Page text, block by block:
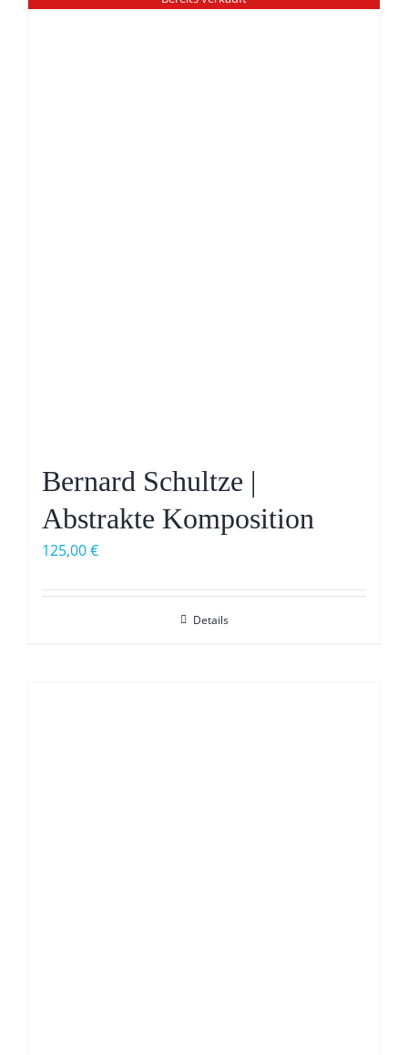
Bernard Schultze |
Abstrakte Komposition
125,00€
Details